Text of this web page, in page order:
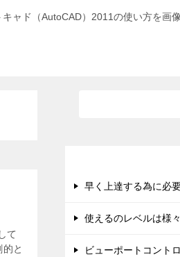
キャド（AutoCAD）2011の使い方を画
て
と
早く上達する為に必
使えるのレベルは様々
ビューポートコント